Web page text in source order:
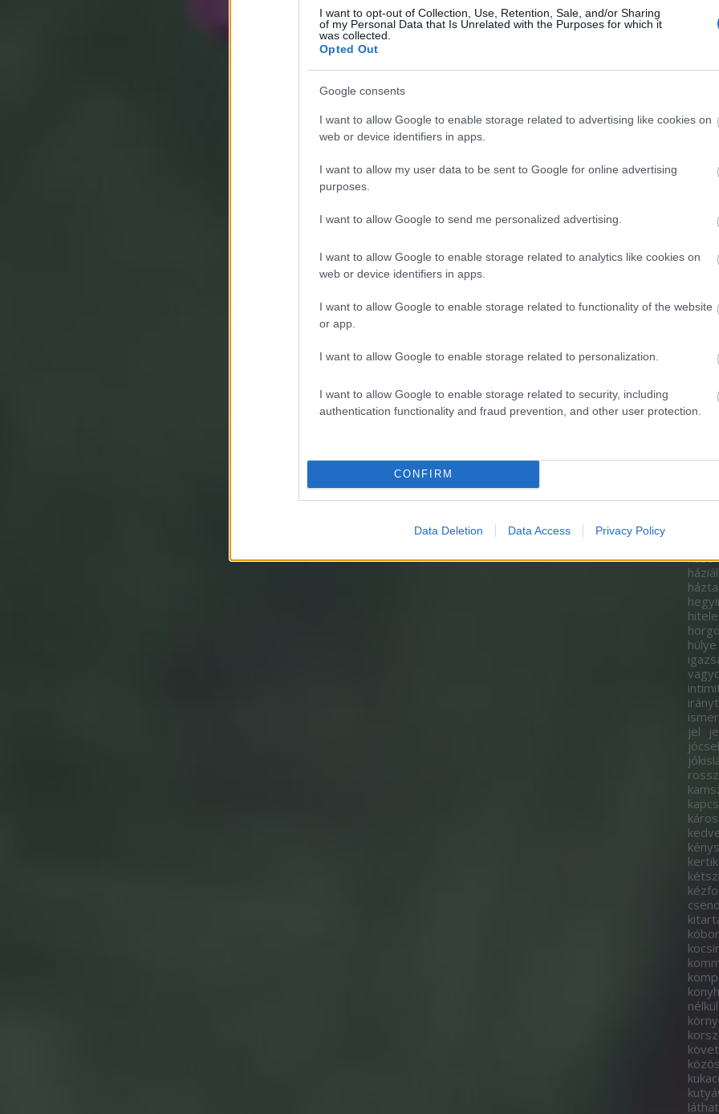
I want to opt-out of Collection, Use, Retention, Sale, and/or Sharing
of my Personal Data that Is Unrelated with the Purposes for which it
was collected.
Opted Out
Google consents
I want to allow Google to enable storage related to advertising like cookies on
web or device identifiers in apps.
I want to allow my user data to be sent to Google for online advertising
purposes.
I want to allow Google to send me personalized advertising.
I want to allow Google to enable storage related to analytics like cookies on
web or device identifiers in apps.
I want to allow Google to enable storage related to functionality of the website
or app.
I want to allow Google to enable storage related to personalization.
I want to allow Google to enable storage related to security, including
authentication functionality and fraud prevention, and other user protection.
CONFIRM
Data Deletion Data Access Privacy Policy
első
esély
hülye
jel
rossz
káros
csend
kóbor
nélkül